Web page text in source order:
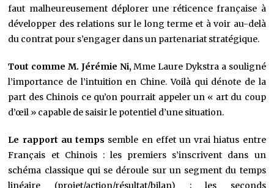
faut malheureusement déplorer une réticence française à
développer des relations sur le long terme et à voir au-delà
du contrat pour s’engager dans un partenariat stratégique.
Tout comme M. Jérémie Ni,Mme Laure Dykstra asouligné
l’importance de l’intuition en Chine. Voilà qui dénote de la
part des Chinois ce qu’on pourrait appeler un « art du coup
d’œil » capable de saisir le potentiel d’une situation.
Le rapport au temps semble en effet un vrai hiatus entre
Français et Chinois : les premiers s’inscrivent dans un
schéma classique qui se déroule sur un segment du temps